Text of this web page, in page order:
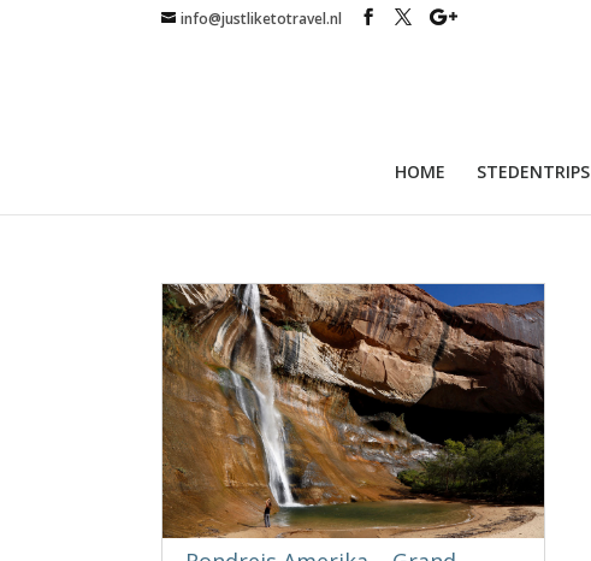
info@justliketotravel.nl
HOME STEDENTRIPS